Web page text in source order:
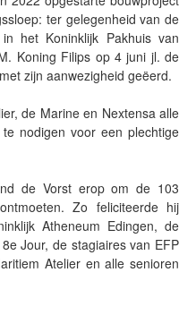
ter gelegenheid van de
het Koninklijk Pakhuis van
Koning Filips op 4 juni jl. de
zijn aanwezigheid geëerd.
de Marine en Nextensa alle
nodigen voor een plechtige
de Vorst erop om de 103
Zo feliciteerde hij
Atheneum Edingen, de
Jour, de stagiaires van EFP
Atelier en alle senioren